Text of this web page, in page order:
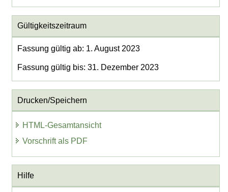
Gültigkeitszeitraum
Fassung gültig ab: 1. August 2023
Fassung gültig bis: 31. Dezember 2023
Drucken/Speichern
HTML-Gesamtansicht
Vorschrift als PDF
Hilfe